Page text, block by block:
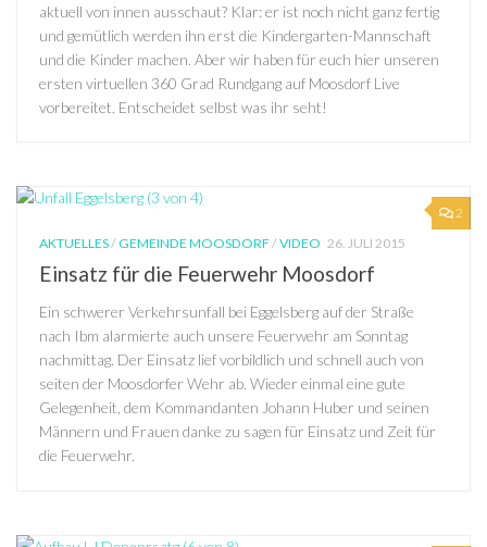
aktuell von innen ausschaut? Klar: er ist noch nicht ganz fertig
und gemütlich werden ihn erst die Kindergarten-Mannschaft
und die Kinder machen. Aber wir haben für euch hier unseren
ersten virtuellen 360 Grad Rundgang auf Moosdorf Live
vorbereitet. Entscheidet selbst was ihr seht!
2
AKTUELLES/GEMEINDE MOOSDORF/VIDEO 26. JULI 2015
Einsatz für die Feuerwehr Moosdorf
Ein schwerer Verkehrsunfall bei Eggelsberg auf der Straße
nach Ibm alarmierte auch unsere Feuerwehr am Sonntag
nachmittag. Der Einsatz lief vorbildlich und schnell auch von
seiten der Moosdorfer Wehr ab. Wieder einmal eine gute
Gelegenheit, dem Kommandanten Johann Huber und seinen
Männern und Frauen danke zu sagen für Einsatz und Zeit für
die Feuerwehr.